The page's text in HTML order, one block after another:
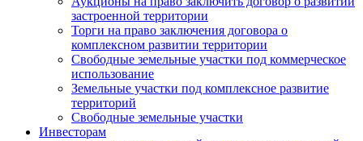
застроенной территории
Торги на право заключения договора о
комплексном развитии территории
Свободные земельные участки под коммерческое
использование
Земельные участки под комплексное развитие
территорий
Свободные земельные участки
Инвесторам